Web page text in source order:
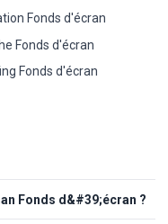
Fonds d'écran
Fonds d'écran
Fonds d'écran
Fonds d&#39;écran ?